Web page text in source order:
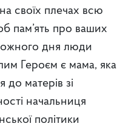
своїх плечах всю
пам’ять про ваших
дня люди
Героєм є мама, яка
до матерів зі
начальниця
політики